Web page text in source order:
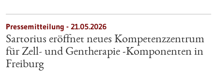
Pressemitteilung - 21.05.2026
Sartorius eröffnet neues Kompetenzzentrum
für Zell- und Gentherapie ‑Komponenten in
Freiburg